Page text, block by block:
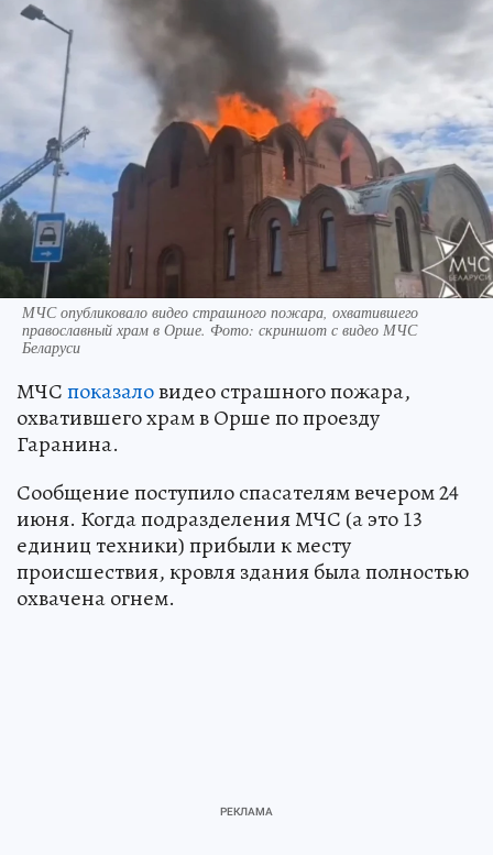
МЧС опубликовало видео страшного пожара, охватившего
православный храм в Орше. Фото: скриншот с видео МЧС
Беларуси
МЧСпоказаловидео страшного пожара,
охватившего храм в Орше по проезду
Гаранина.
Сообщение поступило спасателям вечером 24
июня. Когда подразделения МЧС (а это 13
единиц техники) прибыли к месту
происшествия, кровля здания была полностью
охвачена огнем.